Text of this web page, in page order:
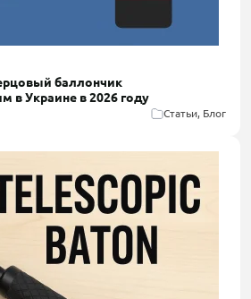
баллончик
в Украине в 2026 году
Статьи, Блог